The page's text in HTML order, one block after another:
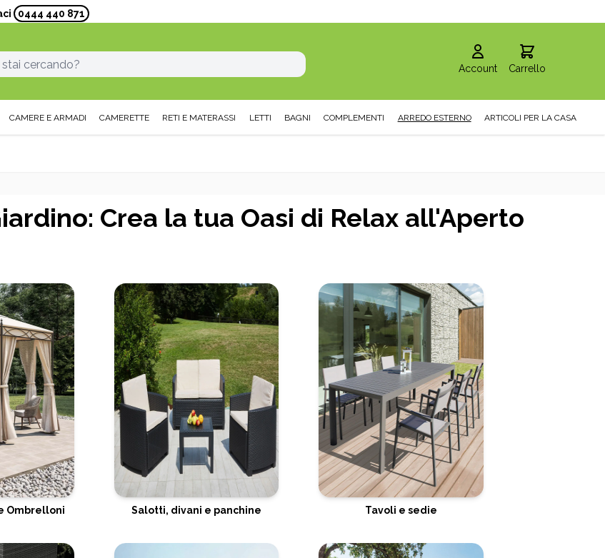
0444 440 871
Account Carrello
CAMERE E ARMADI CAMERETTE RETI E MATERASSI LETTI BAGNI COMPLEMENTI ARREDO ESTERNO ARTICOLI PER LA CASA
Crea la tua Oasi di Relax all'Aperto
Ombrelloni Salotti, divani e panchine Tavoli e sedie